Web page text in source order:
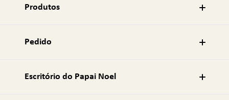
e
Produtos
Pedido
Escritório do Papai Noel